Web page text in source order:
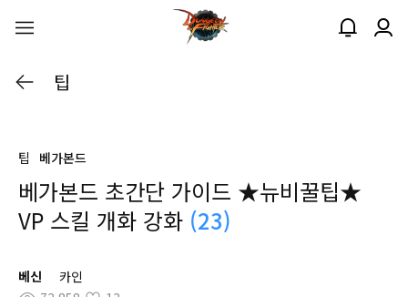
팁
팁 베가본드
베가본드 초간단 가이드 ★뉴비꿀팁★
VP 스킬 개화 강화 (23)
베신
카인